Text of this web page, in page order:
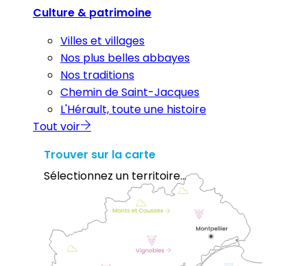
Culture & patrimoine
Villes et villages
Nos plus belles abbayes
Nos traditions
Chemin de Saint-Jacques
L'Hérault, toute une histoire
Tout voir
Trouver sur la carte
Sélectionnez un territoire...